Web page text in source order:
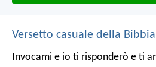
Versetto casuale della Bibbia
Invocami e io ti risponderò e ti